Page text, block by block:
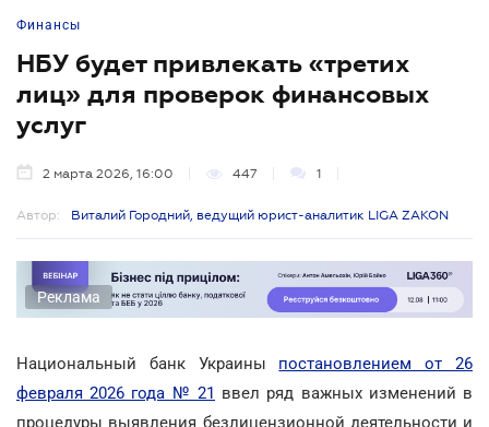
Финансы
НБУ будет привлекать «третих
лиц» для проверок финансовых
услуг
2 марта 2026, 16:00 447 1
Автор: Виталий Городний, ведущий юрист-аналитик LIGA ZAKON
Реклама
Национальный банк Украины постановлением от 26
февраля 2026 года № 21 ввел ряд важных изменений в
процедуры выявления безлицензионной деятельности и